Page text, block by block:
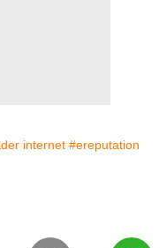
internet #ereputation